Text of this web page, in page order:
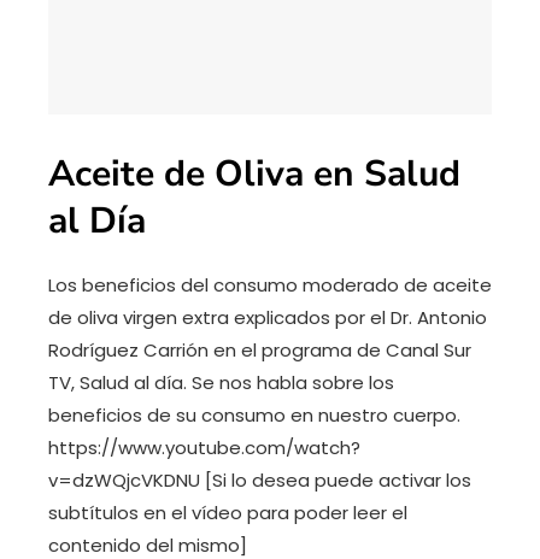
Aceite de Oliva en Salud
al Día
Los beneficios del consumo moderado de aceite
de oliva virgen extra explicados por el Dr. Antonio
Rodríguez Carrión en el programa de Canal Sur
TV, Salud al día. Se nos habla sobre los
beneficios de su consumo en nuestro cuerpo.
https://www.youtube.com/watch?
v=dzWQjcVKDNU [Si lo desea puede activar los
subtítulos en el vídeo para poder leer el
contenido del mismo]